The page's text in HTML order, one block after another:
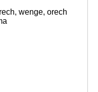
wenge, orech